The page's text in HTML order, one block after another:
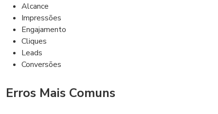
Alcance
Impressões
Engajamento
Cliques
Leads
Conversões
Erros Mais Comuns